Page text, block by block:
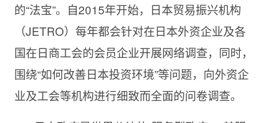
的“法宝”。自2015年开始，日本贸易振兴机构
（JETRO）每年都会针对在日本外资企业及各
国在日商工会的会员企业开展网络调查，同时，
围绕“如何改善日本投资环境”等问题，向外资企
业及工会等机构进行细致而全面的问卷调查。